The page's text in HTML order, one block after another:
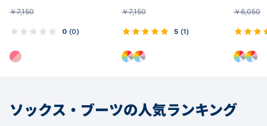
￥7,150
0 (0)
￥7,150
5 (1)
￥6,050
ソックス・ブーツの人気ランキング